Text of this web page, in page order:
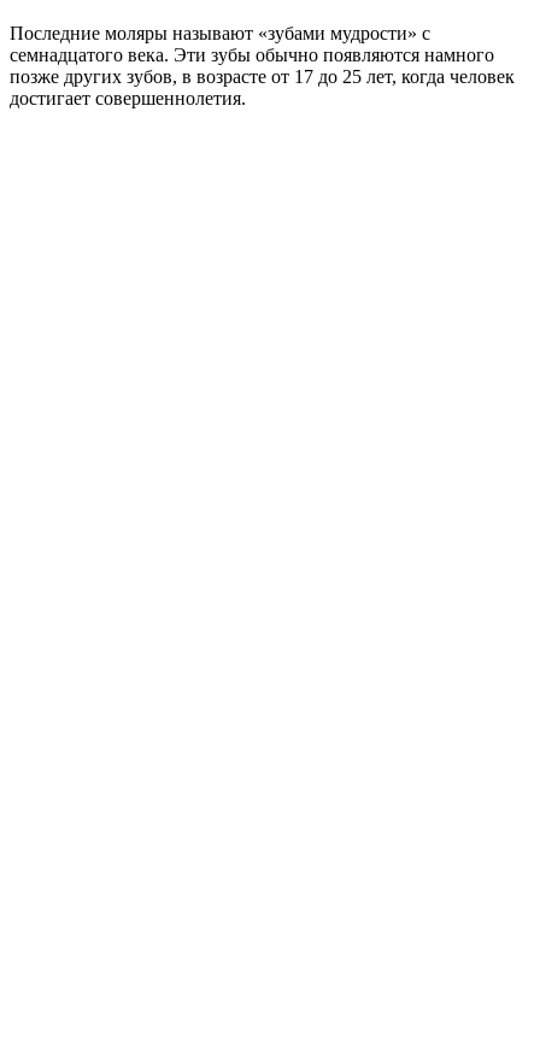
Последние моляры называют «зубами мудрости» с
семнадцатого века. Эти зубы обычно появляются намного
позже других зубов, в возрасте от 17 до 25 лет, когда человек
достигает совершеннолетия.